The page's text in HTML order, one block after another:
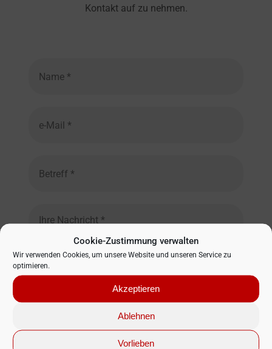
Cookie-Zustimmung verwalten
Wir verwenden Cookies, um unsere Website und unseren Service zu
optimieren.
Akzeptieren
Ablehnen
Vorlieben
Kontakt auf zu nehmen.
Ich akzeptiere dieallgemeine
Datenschutzerklärung
Formular absenden